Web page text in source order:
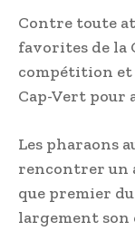
Contre toute
favorites de la
compétition et
Cap-Vert pour
Les pharaons
rencontrer un
que premier
largement son